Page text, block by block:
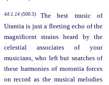
44:1.14 (500.5)
The best music of
Urantia is just a fleeting echo of the
magnificent strains heard by the
celestial associates of your
musicians, who left but snatches of
these harmonies of morontia forces
on record as the musical melodies